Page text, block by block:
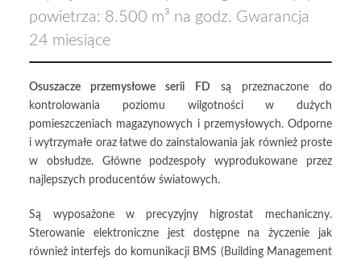
powietrza: 8.500 m³ na godz. Gwarancja
24 miesiące
Osuszacze przemysłowe serii FD są przeznaczone do
kontrolowania poziomu wilgotności w dużych
pomieszczeniach magazynowych i przemysłowych. Odporne
i wytrzymałe oraz łatwe do zainstalowania jak również proste
w obsłudze. Główne podzespoły wyprodukowane przez
najlepszych producentów światowych.
Są wyposażone w precyzyjny higrostat mechaniczny.
Sterowanie elektroniczne jest dostępne na życzenie jak
również interfejs do komunikacji BMS (Building Management